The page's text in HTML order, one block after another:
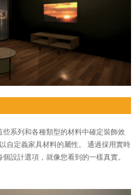
系列和各種類型的材料中確定裝飾效
自定義家具材料的屬性。 通過採用實時
設計選項，就像您看到的一樣真實。